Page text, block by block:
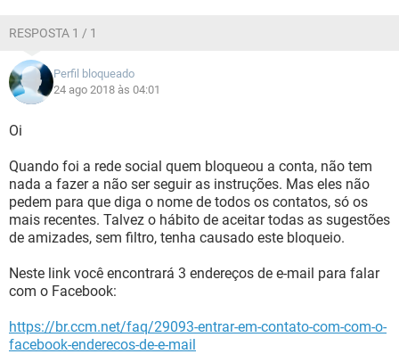
RESPOSTA 1 / 1
Perfil bloqueado
24 ago 2018 às 04:01
Oi
Quando foi a rede social quem bloqueou a conta, não tem
nada a fazer a não ser seguir as instruções. Mas eles não
pedem para que diga o nome de todos os contatos, só os
mais recentes. Talvez o hábito de aceitar todas as sugestões
de amizades, sem filtro, tenha causado este bloqueio.
Neste link você encontrará 3 endereços de e-mail para falar
com o Facebook:
https://br.ccm.net/faq/29093-entrar-em-contato-com-com-o-
facebook-enderecos-de-e-mail